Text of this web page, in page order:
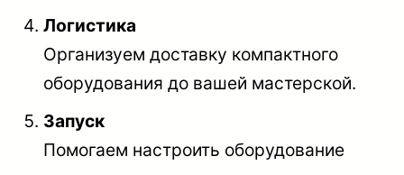
Логистика
Организуем доставку компактного
оборудования до вашей мастерской.
Запуск
Помогаем настроить оборудование